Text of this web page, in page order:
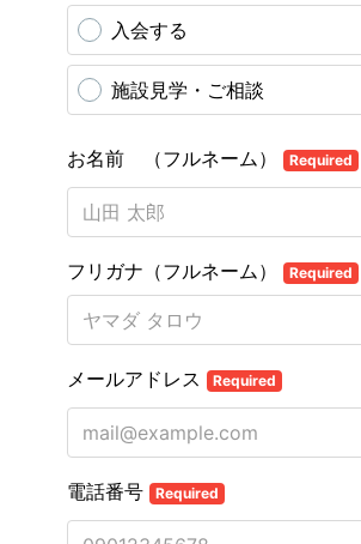
入会する
施設見学・ご相談
お名前 （フルネーム） Required
フリガナ（フルネーム） Required
メールアドレス Required
電話番号 Required